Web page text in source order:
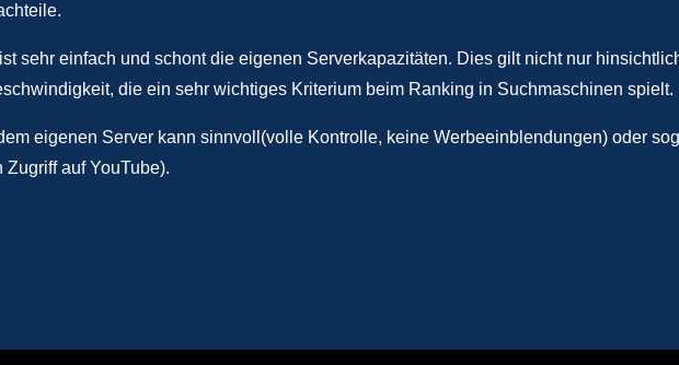
sehr einfach und schont die eigenen Serverkapazitäten. Dies gilt nicht nur
die ein sehr wichtiges Kriterium beim Ranking in Suchmaschinen spielt.
eigenen Server kann sinnvoll(volle Kontrolle, keine Werbeeinblendungen) oder
auf YouTube).